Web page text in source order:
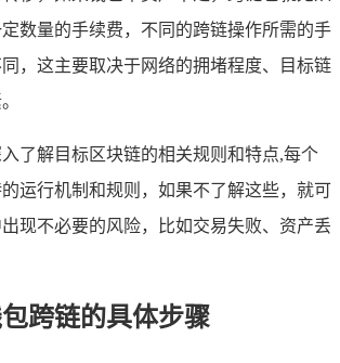
数量的手续费，不同的跨链操作所需的手
，这主要取决于网络的拥堵程度、目标链
了解目标区块链的相关规则和特点,每个
运行机制和规则，如果不了解这些，就可
现不必要的风险，比如交易失败、资产丢
跨链的具体步骤